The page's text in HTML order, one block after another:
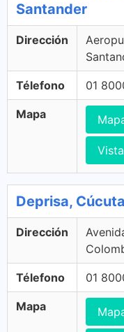
Santander
Dirección
Télefono 01
Mapa
Deprisa,
Dirección
Télefono 01
Mapa